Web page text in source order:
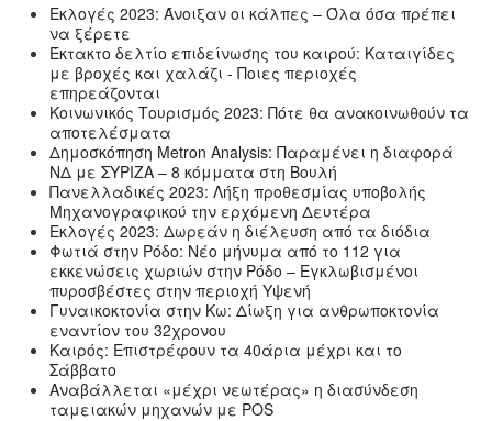
Εκλογές 2023: Άνοιξαν οι κάλπες – Όλα όσα πρέπει
να ξέρετε
Έκτακτο δελτίο επιδείνωσης του καιρού: Καταιγίδες
με βροχές και χαλάζι - Ποιες περιοχές
επηρεάζονται
Κοινωνικός Τουρισμός 2023: Πότε θα ανακοινωθούν τα
αποτελέσματα
Δημοσκόπηση Metron Analysis: Παραμένει η διαφορά
ΝΔ με ΣΥΡΙΖΑ – 8 κόμματα στη Βουλή
Πανελλαδικές 2023: Λήξη προθεσμίας υποβολής
Μηχανογραφικού την ερχόμενη Δευτέρα
Εκλογές 2023: Δωρεάν η διέλευση από τα διόδια
Φωτιά στην Ρόδο: Νέο μήνυμα από το 112 για
εκκενώσεις χωριών στην Ρόδο – Εγκλωβισμένοι
πυροσβέστες στην περιοχή Υψενή
Γυναικοκτονία στην Κω: Δίωξη για ανθρωποκτονία
εναντίον του 32χρονου
Καιρός: Επιστρέφουν τα 40άρια μέχρι και το
Σάββατο
Αναβάλλεται «μέχρι νεωτέρας» η διασύνδεση
ταμειακών μηχανών με POS